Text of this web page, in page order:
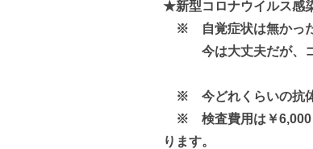
★新型コロナウイルス感
※ 自覚症状は無かった
今は大丈夫だが、コ
※ 今どれくらいの抗体
※ 検査費用は￥6,000
ります。